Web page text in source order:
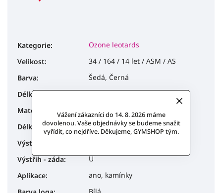
Vážení zákazníci do 14. 8. 2026 máme
dovolenou. Vaše objednávky se budeme snažit
vyřídit, co nejdříve. Děkujeme, GYMSHOP tým.
Kategorie:
Ozone leotards
Velikost:
34 / 164 / 14 let / ASM / AS
Barva:
Šedá, Černá
Délka rukávu:
Dlouhý rukáv
Materiál
Mikrovlákno, Tyl
Délka rukávu:
tříčtvrteční
Výstřih
Výstřih - záda:
U
Aplikace:
ano, kamínky